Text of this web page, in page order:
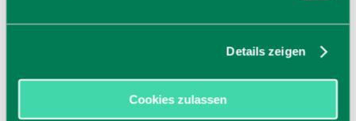
Details zeigen
Cookies zulassen